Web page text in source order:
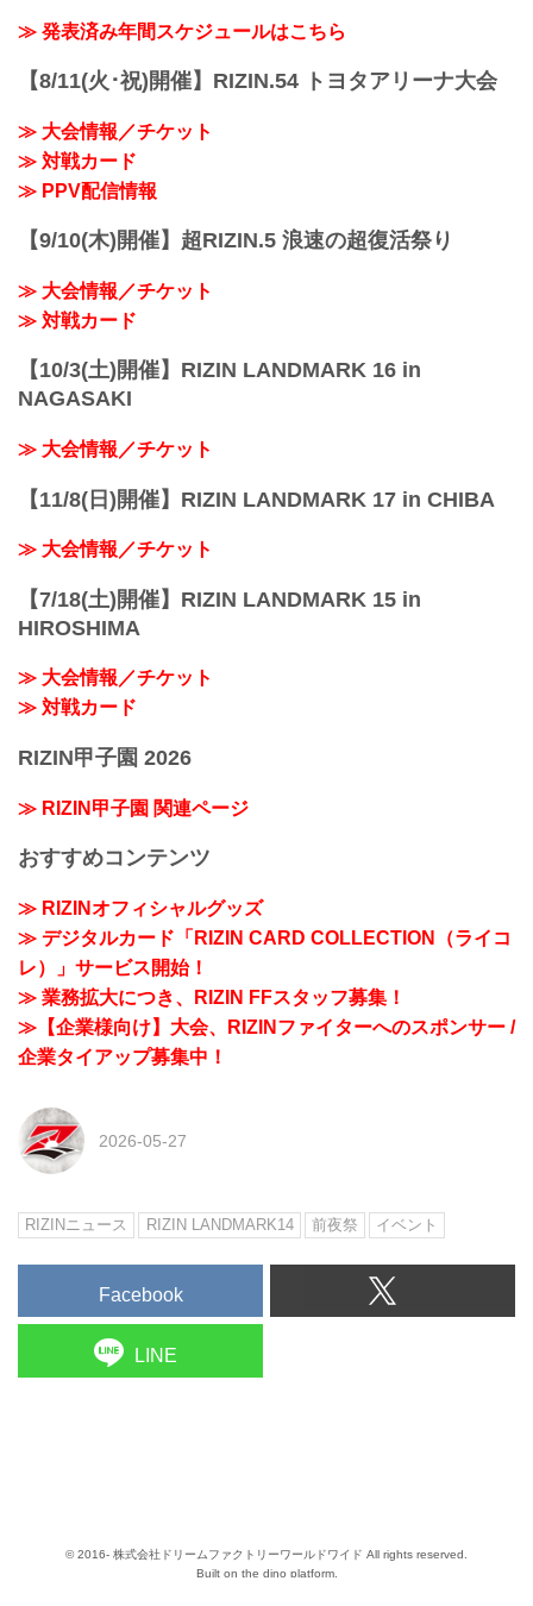
RIZIN MMAルール：5分3R（71.0kg）...
ABEMA、U-NEXTにて販売がスタートし
たぞ！（※スカパー！は5/23(土)販売開
お得なPPV前売りチケットは、大会前日
≫ 発表済み年間スケジュールはこちら
【8/11(火･祝)開催】RIZIN.54 トヨタアリーナ大会
≫ 大会情報／チケット
≫ 対戦カード
≫ PPV配信情報
【9/10(木)開催】超RIZIN.5 浪速の超復活祭り
≫ 大会情報／チケット
≫ 対戦カード
【10/3(土)開催】RIZIN LANDMARK 16 in
NAGASAKI
≫ 大会情報／チケット
【11/8(日)開催】RIZIN LANDMARK 17 in CHIBA
≫ 大会情報／チケット
【7/18(土)開催】RIZIN LANDMARK 15 in
HIROSHIMA
≫ 大会情報／チケット
≫ 対戦カード
RIZIN甲子園 2026
≫ RIZIN甲子園 関連ページ
おすすめコンテンツ
≫ RIZINオフィシャルグッズ
≫ デジタルカード「RIZIN CARD COLLECTION（ライコ
レ）」サービス開始！
≫ 業務拡大につき、RIZIN FFスタッフ募集！
≫【企業様向け】大会、RIZINファイターへのスポンサー /
企業タイアップ募集中！
2026-05-27
RIZINニュース RIZIN LANDMARK14 前夜祭 イベント
Facebook
LINE
© 2016- 株式会社ドリームファクトリーワールドワイド All rights reserved.
Built on the dino platform.